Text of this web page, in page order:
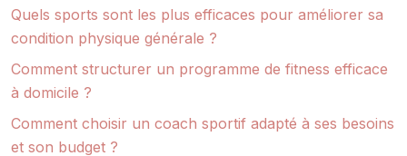
Quels sports sont les plus efficaces pour améliorer sa
condition physique générale ?
Comment structurer un programme de fitness efficace
à domicile ?
Comment choisir un coach sportif adapté à ses besoins
et son budget ?